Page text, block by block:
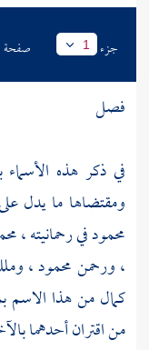
جزء 1 صفحة
فصل
في ذكر هذه
ومقتضاها ما يدل
محمود في رحمانيته ،
، ورحمن محمود ،
كمال من هذا الاسم
من اقتران أحدهما